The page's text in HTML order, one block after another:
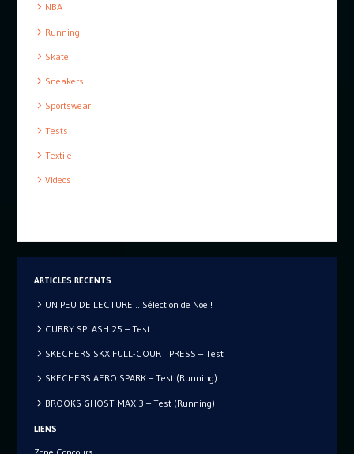
NBA
Running
Skate
Sneakers
Sportswear
Tests
Textile
Videos
ARTICLES RÉCENTS
UN PEU DE LECTURE… Sélection de Noël!
CURRY SPLASH 25 – Test
SKECHERS SKX FULL-COURT PRESS – Test
SKECHERS AERO SPARK – Test (Running)
BROOKS GHOST MAX 3 – Test (Running)
LIENS